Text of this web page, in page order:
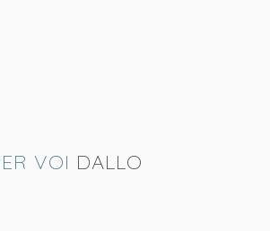
VOI DALLO